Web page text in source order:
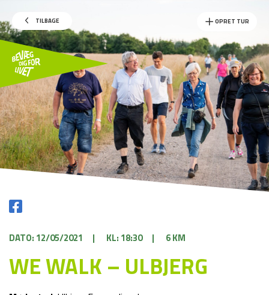
TILBAGE OPRET TUR
DATO: 12/05/2021 | KL: 18:30 | 6 KM
WE WALK – ULBJERG